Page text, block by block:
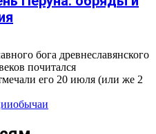
бога древнеславянского
почитался
его 20 июля (или же 2
обычаи